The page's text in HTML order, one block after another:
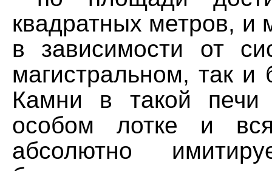
квадратных метров, и
в зависимости от
магистральном, так и
Камни в такой
особом лотке и
абсолютно